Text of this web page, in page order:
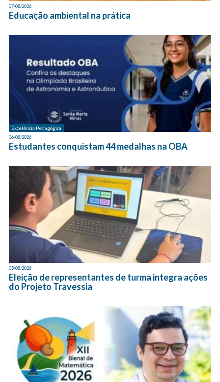
07/08/2026
Educação ambiental na prática
Excelência Pedagógica
06/08/2026
Estudantes conquistam 44 medalhas na OBA
05/08/2026
Eleição de representantes de turma integra ações
do Projeto Travessia